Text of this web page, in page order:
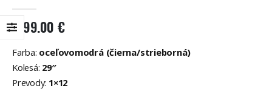
5199.00 €
Farba: oceľovomodrá (čierna/strieborná)
Kolesá: 29″
Prevody: 1×12